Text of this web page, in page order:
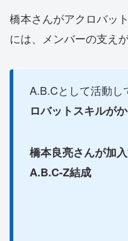
橋本さんがアクロバッ
には、メンバーの支えが
A.B.Cとして活動し
ロバットスキルが
橋本良亮さんが加
A.B.C-Z結成